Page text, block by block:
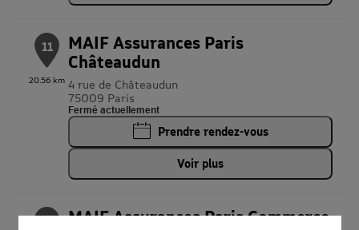
11
20.56 km
MAIF Assurances Paris
Châteaudun
4 rue de Châteaudun
75009 Paris
Fermé actuellement
Prendre rendez-vous
Voir plus
MAIF Assurances Paris Commerce